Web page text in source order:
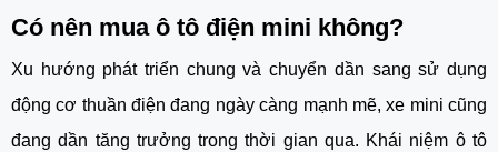
Có nên mua ô tô điện mini không?
Xu hướng phát triển chung và chuyển dần sang sử dụng
động cơ thuần điện đang ngày càng mạnh mẽ, xe mini cũng
đang dần tăng trưởng trong thời gian qua. Khái niệm ô tô